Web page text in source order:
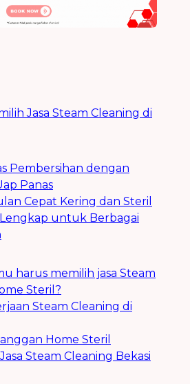
Jasa Steam Cleaning di
Pembersihan dengan
Panas
Cepat Kering dan Steril
untuk Berbagai
harus memilih jasa Steam
Steril?
Steam Cleaning di
Home Steril
Steam Cleaning Bekasi